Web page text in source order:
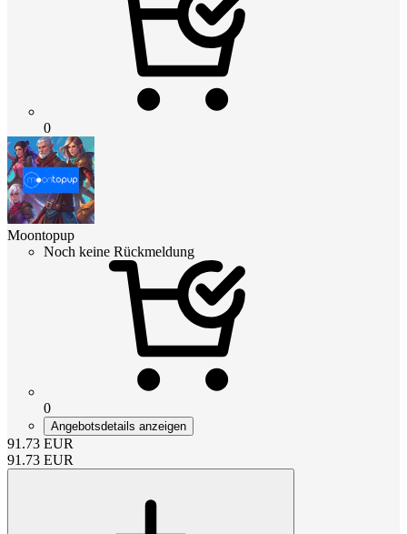
0
Moontopup
Noch keine Rückmeldung
0
Angebotsdetails anzeigen
91.73 EUR
91.73 EUR